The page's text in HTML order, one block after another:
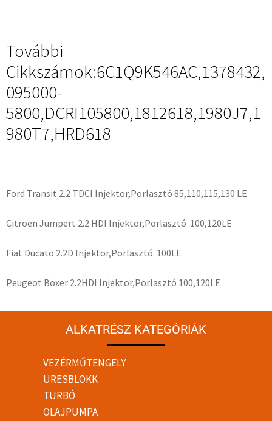
További
Cikkszámok:6C1Q9K546AC,1378432,
095000-
5800,DCRI105800,1812618,1980J7,1
980T7,HRD618
Ford Transit 2.2 TDCI Injektor,Porlasztó 85,110,115,130 LE
Citroen Jumpert 2.2 HDI Injektor,Porlasztó 100,120LE
Fiat Ducato 2.2D Injektor,Porlasztó 100LE
Peugeot Boxer 2.2HDI Injektor,Porlasztó 100,120LE
ALKATRÉSZ KATEGÓRIÁK
VEZÉRMŰTENGELY
ÜRESBLOKK
TURBÓ
OLAJPUMPA